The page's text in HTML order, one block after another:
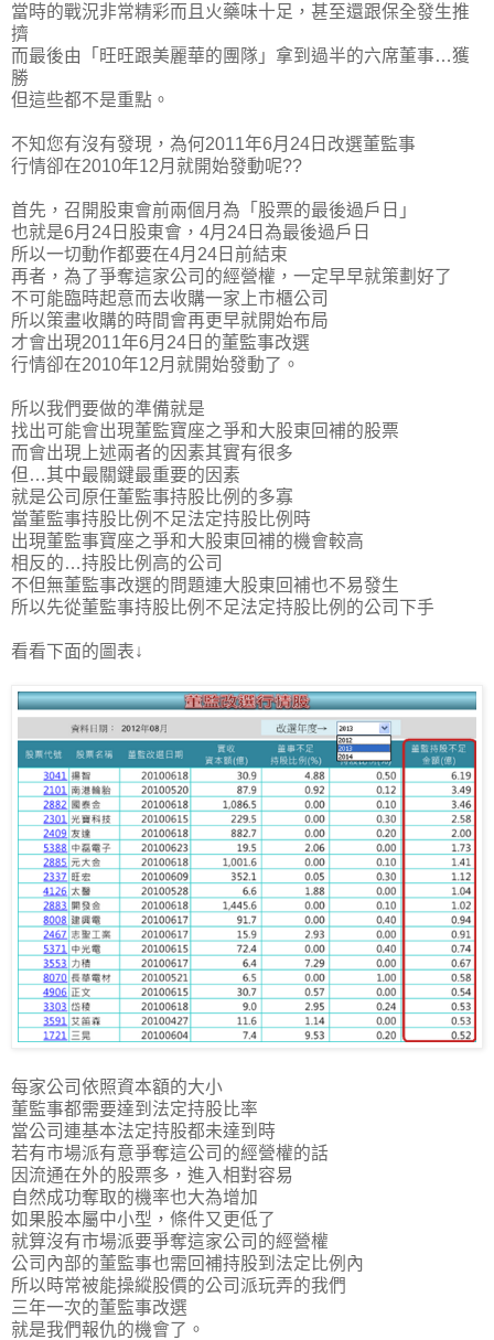
當時的戰況非常精彩而且火藥味十足，甚至還跟保全發生推
擠
而最後由「旺旺跟美麗華的團隊」拿到過半的六席董事…獲
勝
但這些都不是重點。
不知您有沒有發現，為何2011年6月24日改選董監事
行情卻在2010年12月就開始發動呢??
首先，召開股東會前兩個月為「股票的最後過戶日」
也就是6月24日股東會，4月24日為最後過戶日
所以一切動作都要在4月24日前結束
再者，為了爭奪這家公司的經營權，一定早早就策劃好了
不可能臨時起意而去收購一家上市櫃公司
所以策畫收購的時間會再更早就開始布局
才會出現2011年6月24日的董監事改選
行情卻在2010年12月就開始發動了。
所以我們要做的準備就是
找出可能會出現董監寶座之爭和大股東回補的股票
而會出現上述兩者的因素其實有很多
但…其中最關鍵最重要的因素
就是公司原任董監事持股比例的多寡
當董監事持股比例不足法定持股比例時
出現董監事寶座之爭和大股東回補的機會較高
相反的…持股比例高的公司
不但無董監事改選的問題連大股東回補也不易發生
所以先從董監事持股比例不足法定持股比例的公司下手
看看下面的圖表↓
每家公司依照資本額的大小
董監事都需要達到法定持股比率
當公司連基本法定持股都未達到時
若有市場派有意爭奪這公司的經營權的話
因流通在外的股票多，進入相對容易
自然成功奪取的機率也大為增加
如果股本屬中小型，條件又更低了
就算沒有市場派要爭奪這家公司的經營權
公司內部的董監事也需回補持股到法定比例內
所以時常被能操縱股價的公司派玩弄的我們
三年一次的董監事改選
就是我們報仇的機會了。